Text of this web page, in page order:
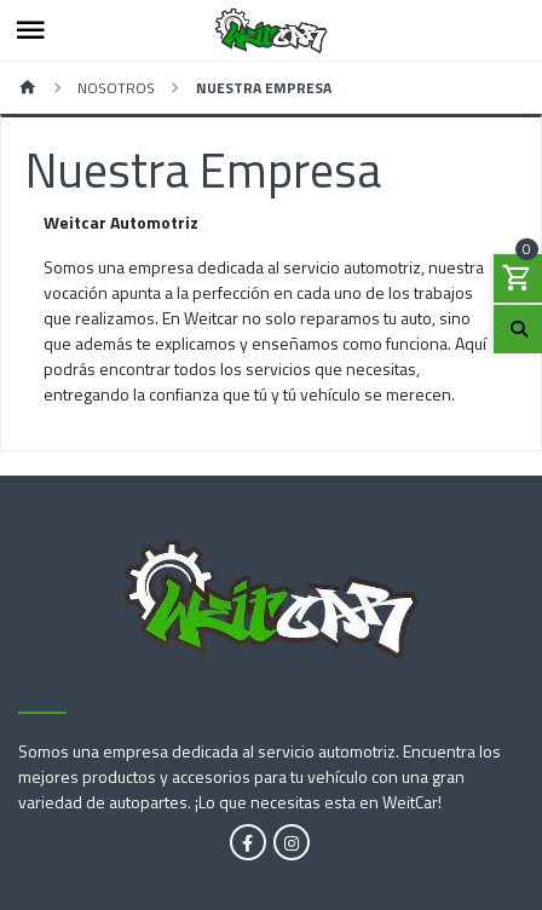
0
NOSOTROS NUESTRA EMPRESA
Nuestra Empresa
Weitcar Automotriz
Somos una empresa dedicada al servicio automotriz, nuestra
vocación apunta a la perfección en cada uno de los trabajos
que realizamos. En Weitcar no solo reparamos tu auto, sino
que además te explicamos y enseñamos como funciona. Aquí
podrás encontrar todos los servicios que necesitas,
entregando la confianza que tú y tú vehículo se merecen.
Somos una empresa dedicada al servicio automotriz. Encuentra los
mejores productos y accesorios para tu vehículo con una gran
variedad de autopartes. ¡Lo que necesitas esta en WeitCar!